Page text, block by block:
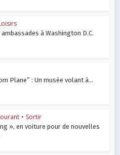
à Washington D.C.
Plane” : Un musée volant à...
• Sortir
», en voiture pour de nouvelles